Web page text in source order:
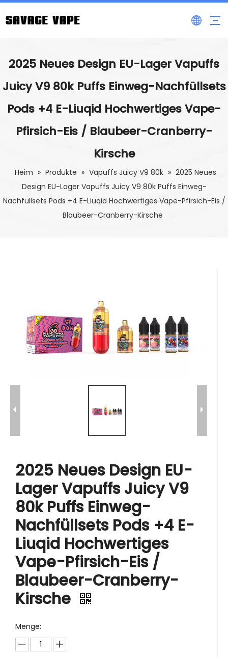
2025 Neues Design EU-Lager Vapuffs
Juicy V9 80k Puffs Einweg-Nachfüllsets
Pods +4 E-Liuqid Hochwertiges Vape-
Pfirsich-Eis / Blaubeer-Cranberry-
Kirsche
Heim » Produkte » Vapuffs Juicy V9 80k » 2025 Neues
Design EU-Lager Vapuffs Juicy V9 80k Puffs Einweg-
Nachfüllsets Pods +4 E-Liuqid Hochwertiges Vape-Pfirsich-Eis /
Blaubeer-Cranberry-Kirsche
2025 Neues Design EU-
Lager Vapuffs Juicy V9
80k Puffs Einweg-
Nachfüllsets Pods +4 E-
Liuqid Hochwertiges
Vape-Pfirsich-Eis /
Blaubeer-Cranberry-
Kirsche
Menge: